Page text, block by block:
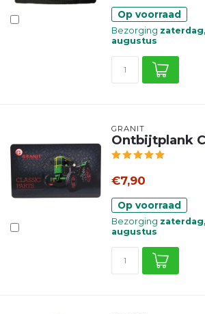
Op voorraad
Bezorging
augustus
GRANIT
Ontbijtplank
€7,90
Op voorraad
Bezorging
augustus